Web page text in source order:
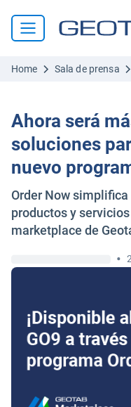
Home Sala de prensa
Ahora será
soluciones
nuevo
Order Now
productos y
marketplace de
•